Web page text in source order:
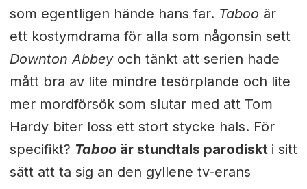
som egentligen hände hans far. Taboo är
ett kostymdrama för alla som någonsin sett
Downton Abbey och tänkt att serien hade
mått bra av lite mindre tesörplande och lite
mer mordförsök som slutar med att Tom
Hardy biter loss ett stort stycke hals. För
specifikt? Taboo är stundtals parodiskt i sitt
sätt att ta sig an den gyllene tv-erans